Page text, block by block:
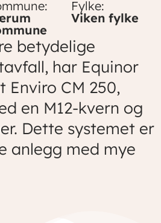
Fylke:
Viken fylke
betydelige
har Equinor
Enviro CM 250,
en M12-kvern og
Dette systemet er
anlegg med mye